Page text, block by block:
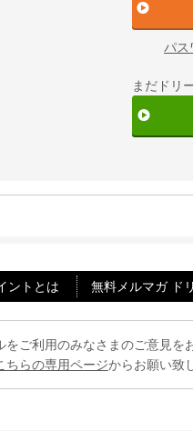
パス
まだドリ
ントとは 無料メルマガ ド
をご利用のみなさまのご意見
ちらの専用ページからお願い致